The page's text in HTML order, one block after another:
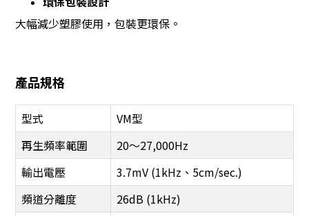
大幅減少塑膠使用，包裝更環保。
產品規格
型式
VM型
再生頻率範圍
20～27,000Hz
輸出電壓
3.7mV (1kHz、5cm/sec.)
頻道分離度
26dB (1kHz)